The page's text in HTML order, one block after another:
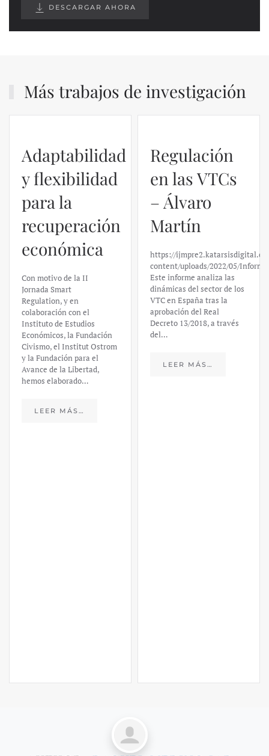
DESCARGAR AHORA
Más trabajos de investigación
Adaptabilidad
y flexibilidad
para la
recuperación
económica
Con motivo de la II
Jornada Smart
Regulation, y en
colaboración con el
Instituto de Estudios
Económicos, la Fundación
Civismo, el Institut Ostrom
y la Fundación para el
Avance de la Libertad,
hemos elaborado…
LEER MÁS…
Regulación
en las VTCs
– Álvaro
Martín
https://
content/uploads/2022/05/
Este informe analiza las
dinámicas del sector de los
VTC en España tras la
aprobación del Real
Decreto 13/2018, a través
del…
LEER MÁS…